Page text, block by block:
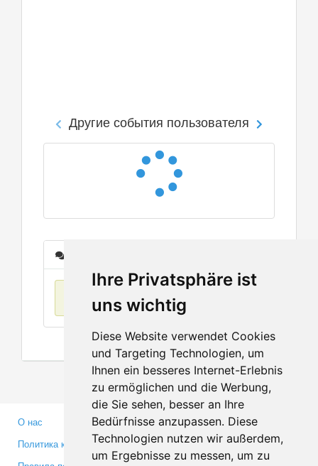
Ihre Privatsphäre ist
uns wichtig
Diese Website verwendet Cookies
und Targeting Technologien, um
Ihnen ein besseres Internet-Erlebnis
zu ermöglichen und die Werbung,
die Sie sehen, besser an Ihre
Bedürfnisse anzupassen. Diese
Technologien nutzen wir außerdem,
um Ergebnisse zu messen, um zu
Другие события пользователя
О нас
Политика конфиденциальности
Партнерам
Инвесторам